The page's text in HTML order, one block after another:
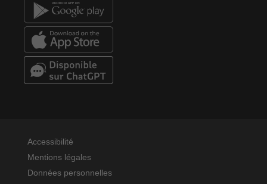
Accessibilité
Mentions légales
Données personnelles